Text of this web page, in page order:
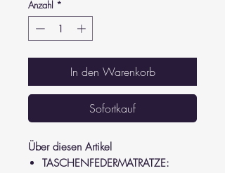
Anzahl *
In den Warenkorb
Sofortkauf
Über diesen Artikel
TASCHENFEDERMATRATZE: